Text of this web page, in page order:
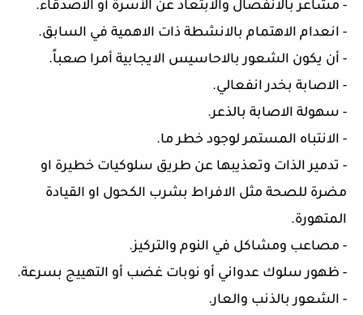
- مشاعر بالانفصال والابتعاد عن الأسرة أو الاصدقاء.
- انعدام الاهتمام بالانشطة ذات الاهمية في السابق.
- أن يكون الشعور بالاحاسيس الايجابية أمرا صعباً.
- الاصابة بخدر انفعالي.
- سهولة الاصابة بالذعر.
- الانتباه المستمر لوجود خطر ما.
- تدمير الذات وتعذيبها عن طريق سلوكيات خطيرة او
مضرة للصحة مثل الافراط بشرب الكحول او القيادة
المتهورة.
- مصاعب ومشاكل في النوم والتركيز.
- ظهور سلوك عدواني أو نوبات غضب أو التهييج بسرعة.
- الشعور بالذنب والعار.